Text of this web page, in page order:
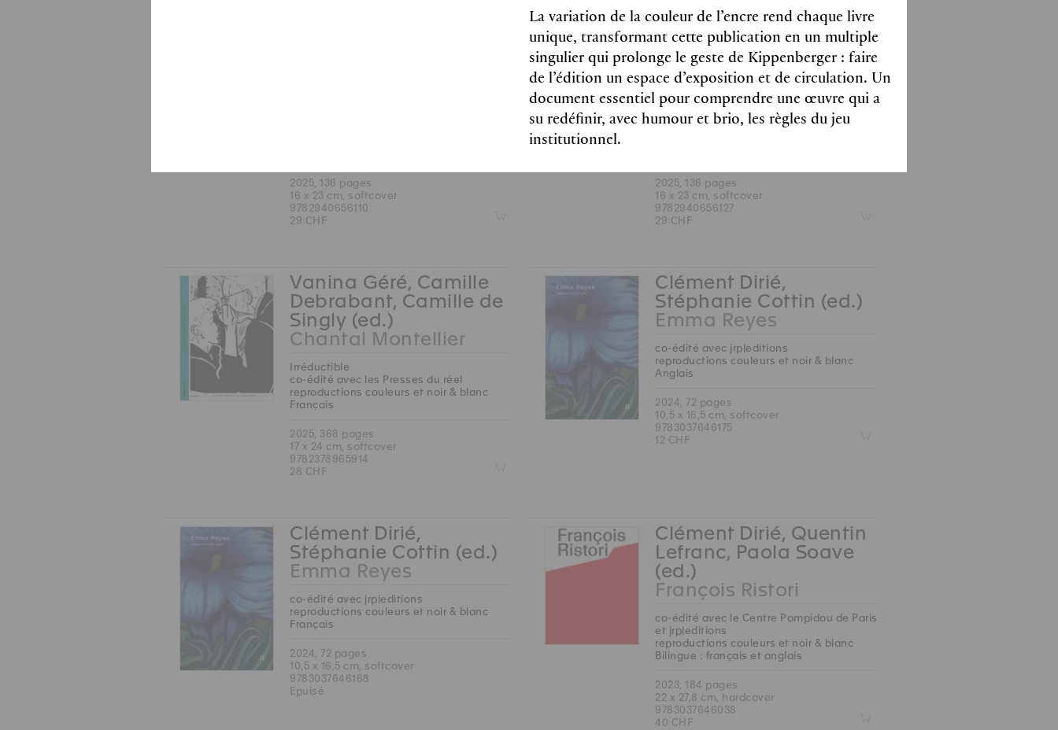
2025, 136 pages
16 x 23 cm, softcover
9782940656110
29 CHF
Z
Bovier, Sophie Costes,
Julien Fronsacq, Anne
Giffon-Selle, Gaïa
Mayí-Miranda, Jenna
Paratte, Laura Weber
Glicksman Donation
Californian stories, 1960s-1970s
2025, 136 pages
16 x 23 cm, softcover
9782940656127
29 CHF
Z
Vanina Géré, Camille
Debrabant, Camille de
Singly (ed.)
Chantal Montellier
Irréductible
co-édité avec les Presses du réel
reproductions couleurs et noir & blanc
Français
2025, 368 pages
17 x 24 cm, softcover
9782378965914
28 CHF
Z
Clément Dirié,
Stéphanie Cottin (ed.)
Emma Reyes
co-édité avec jrp|editions
reproductions couleurs et noir & blanc
Anglais
2024, 72 pages
10,5 x 16,5 cm, softcover
9783037646175
12 CHF
Z
Clément Dirié,
Stéphanie Cottin (ed.)
Emma Reyes
co-édité avec jrp|editions
reproductions couleurs et noir & blanc
Français
2024, 72 pages
10,5 x 16,5 cm, softcover
9783037646168
Epuisé
Clément Dirié, Quentin
Lefranc, Paola Soave
(ed.)
François Ristori
co-édité avec le Centre Pompidou de Paris
et jrp|editions
reproductions couleurs et noir & blanc
Bilingue : français et anglais
2023, 184 pages
22 x 27,8 cm, hardcover
9783037646038
40 CHF
Z
La variation de la couleur de l’encre rend chaque livre
unique, transformant cette publication en un multiple
singulier qui prolonge le geste de Kippenberger : faire
de l’édition un espace d’exposition et de circulation. Un
document essentiel pour comprendre une œuvre qui a
su redéfinir, avec humour et brio, les règles du jeu
institutionnel.